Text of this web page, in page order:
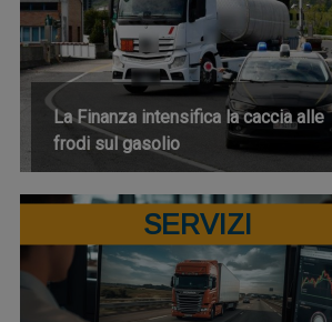
La Finanza intensifica la caccia alle
frodi sul gasolio
SERVIZI